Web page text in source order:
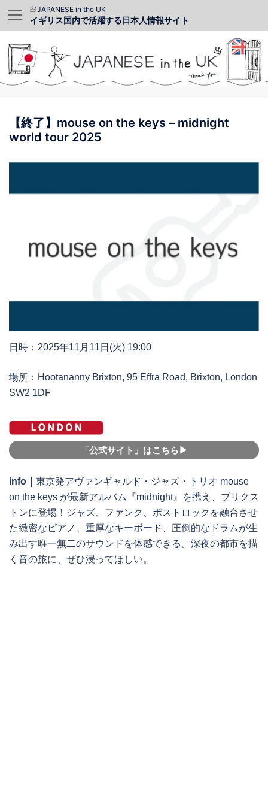
JAPANESE in the UK
イギリス国内で活躍する日本人情報サイト
【終了】mouse on the keys – midnight
world tour 2025
日時：2025年11月11日(火) 19:00
場所：Hootananny Brixton, 95 Effra Road, Brixton, London
SW2 1DF
「公式サイト」はこちら▶︎
info｜ 東京発アヴァンギャルド・ジャズ・トリオ mouse
on the keys が最新アルバム『midnight』を携え、ブリクス
トンに登場！ジャズ、ファンク、ポストロックを融合させ
た緻密なピアノ、重厚なキーボード、圧倒的なドラムが生
み出す唯一無二のサウンドを体感できる。深夜の都市を描
く音の旅に、ぜひ浸ってほしい。